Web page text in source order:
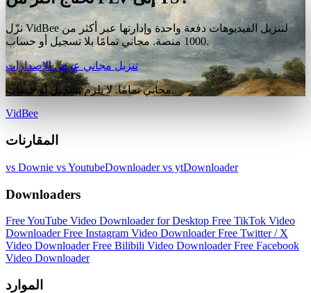
نزّل VidBee لتنزيل الفيديوهات دفعة واحدة وإدارتها عبر أكثر من
1000 منصة. مجاني تمامًا بلا تسجيل أو حساب.
تنزيل مجانيعرض الإصدارات
مجاني تمامًا. لا يلزم تسجيل أو حساب.
VidBee
المقارنات
vs Downie vs YoutubeDownloadervs ytDownloader
Downloaders
Free YouTube Video Downloader for Desktop Free TikTok Video
DownloaderFree Instagram Video DownloaderFree Twitter / X
Video DownloaderFree Bilibili Video DownloaderFree Facebook
Video Downloader
الموارد